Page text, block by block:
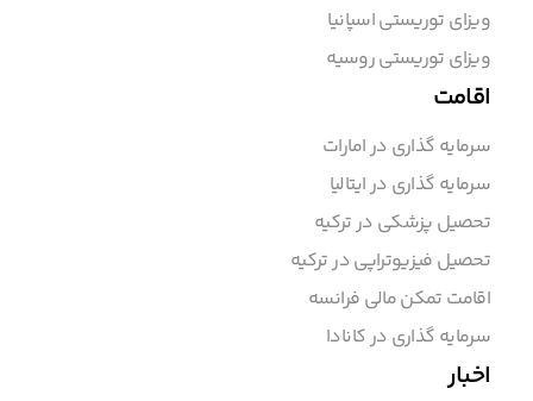
ویزای توریستی اسپانیا
ویزای توریستی روسیه
اقامت
سرمایه گذاری در امارات
سرمایه گذاری در ایتالیا
تحصیل پزشکی در ترکیه
تحصیل فیزیوتراپی در ترکیه
اقامت تمکن مالی فرانسه
سرمایه گذاری در کانادا
اخبار